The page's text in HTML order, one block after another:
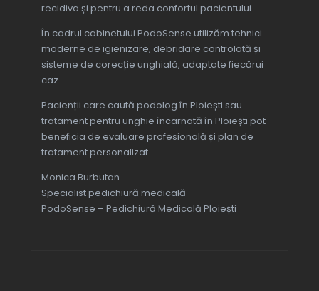
recidiva și pentru a reda confortul pacientului.
În cadrul cabinetului PodoSense utilizăm tehnici
moderne de igienizare, debridare controlată și
sisteme de corecție unghială, adaptate fiecărui
caz.
Pacienții care caută podolog în Ploiești sau
tratament pentru unghie încarnată în Ploiești pot
beneficia de evaluare profesională și plan de
tratament personalizat.
Monica Burbutan
Specialist pedichiură medicală
PodoSense – Pedichiură Medicală Ploiești